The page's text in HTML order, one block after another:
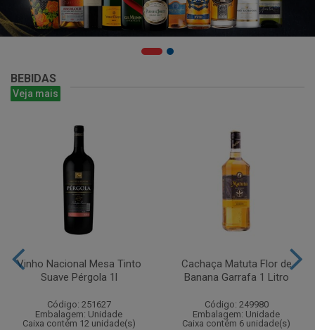
BEBIDAS
Veja mais
Vinho Nacional Mesa Tinto
Suave Pérgola 1l
Código: 251627
Embalagem: Unidade
Caixa contém 12 unidade(s)
Cachaça Matuta Flor de
Banana Garrafa 1 Litro
Código: 249980
Embalagem: Unidade
Caixa contém 6 unidade(s)